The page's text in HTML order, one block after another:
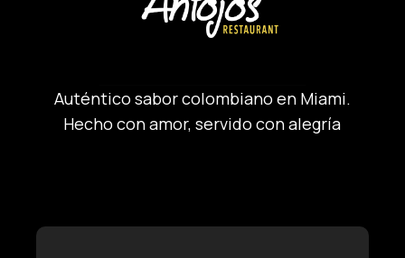
Auténtico sabor colombiano en Miami.
Hecho con amor, servido con alegría